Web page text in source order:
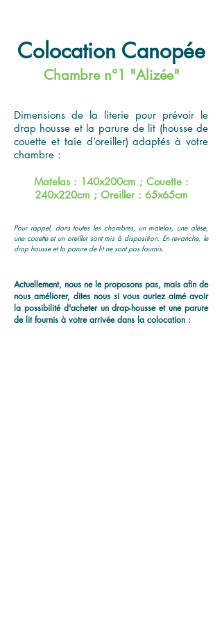
Colocation Canopée
Chambre n°1 "Alizée"
Dimensions de la literie pour prévoir le
drap housse et la parure de lit (housse de
couette et taie d’oreiller) adaptés à votre
chambre :
Matelas : 140x200cm ; Couette :
240x220cm ; Oreiller : 65x65cm
Pour rappel, dans toutes les chambres, un matelas, une alèse,
une couette et un oreiller sont mis à disposition. En revanche, le
drap housse et la parure de lit ne sont pas fournis.
Actuellement, nous ne le proposons pas, mais afin de
nous améliorer, dites nous si vous auriez aimé avoir
la possibilité d'acheter un drap-housse et une parure
de lit fournis à votre arrivée dans la colocation :